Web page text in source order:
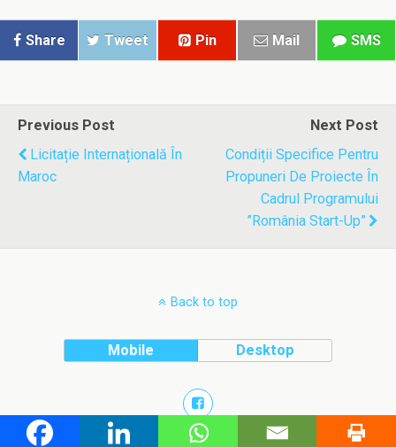
Share Tweet Pin Mail SMS
Previous Post
Licitație Internațională În
Maroc
Next Post
Condiții Specifice Pentru
Propuneri De Proiecte În
Cadrul Programului
”România Start-Up”
Back to top
Mobile Desktop